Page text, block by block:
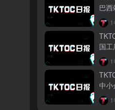
TikTok Shop 印尼
土品牌开拓东南亚
TikTok Shop 英美
两大热销主力
巴
1
国工
程带1
中小
市场1